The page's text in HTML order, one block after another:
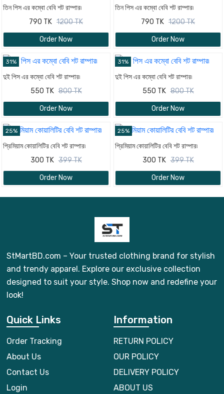
তিন পিস এর কম্বো বেবি শট রাম্পার৷
790 TK 1200 TK
Order Now
তিন পিস এর কম্বো বেবি শট রাম্পার৷
790 TK 1200 TK
Order Now
31%
দুই পিস এর কম্বো বেবি শট রাম্পার৷
550 TK 800 TK
Order Now
31%
দুই পিস এর কম্বো বেবি শট রাম্পার৷
550 TK 800 TK
Order Now
25%
প্রিমিয়াম কোয়ালিটির বেবি শট রাম্পার৷
300 TK 399 TK
Order Now
25%
প্রিমিয়াম কোয়ালিটির বেবি শট রাম্পার৷
300 TK 399 TK
Order Now
StMartBD.com – Your trusted clothing brand for stylish
and trendy apparel. Explore our exclusive collection
designed to suit your style. Shop now and redefine your
look!
Quick Links
Order Tracking
About Us
Contact Us
Login
Information
RETURN POLICY
OUR POLICY
DELIVERY POLICY
ABOUT US